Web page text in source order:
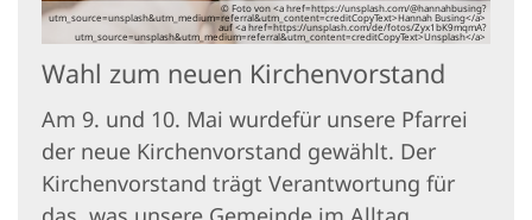
© Foto von <a href=https://unsplash.com/@hannahbusing?
utm_source=unsplash&utm_medium=referral&utm_content=creditCopyText>Hannah Busing</a>
auf <a href=https://unsplash.com/de/fotos/Zyx1bK9mqmA?
utm_source=unsplash&utm_medium=referral&utm_content=creditCopyText>Unsplash</a>
Wahl zum neuen Kirchenvorstand
Am 9. und 10. Mai wurdefür unsere Pfarrei
der neue Kirchenvorstand gewählt. Der
Kirchenvorstand trägt Verantwortung für